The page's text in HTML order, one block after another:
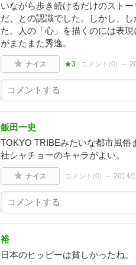
いながら歩き続けるだけのスト
だ、との認識でした。しかし、
た。人の「心」を描くのには表
がまたまた秀逸。
ナイス ★3 コメント(0)
飯田一史
TOKYO TRIBEみたいな都市風俗
社シャチョーのキャラがよい。
ナイス コメント(0) 2014/
裕
日本のヒッピーは貧しかったね